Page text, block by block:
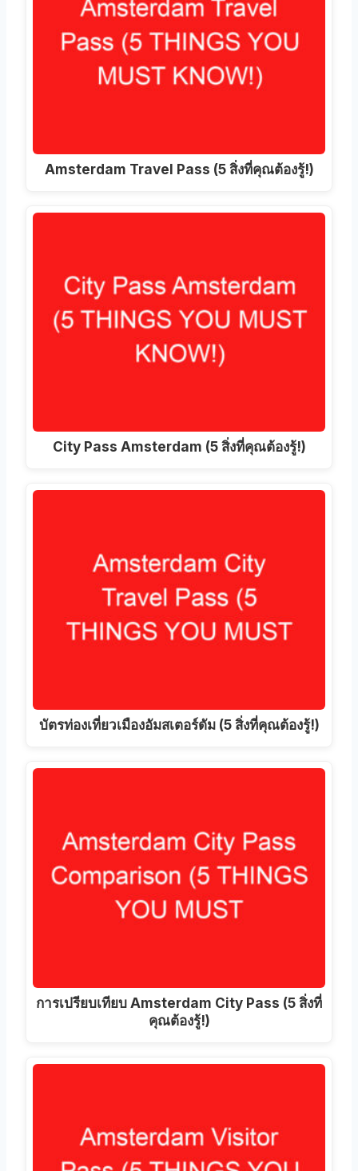
Amsterdam Travel Pass (5 สิ่งที่คุณต้องรู้!)
City Pass Amsterdam (5 สิ่งที่คุณต้องรู้!)
บัตรท่องเที่ยวเมืองอัมสเตอร์ดัม (5 สิ่งที่คุณต้องรู้!)
การเปรียบเทียบ Amsterdam City Pass (5 สิ่งที่
คุณต้องรู้!)